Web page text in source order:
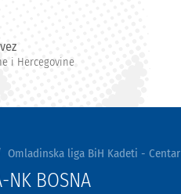
i Hercegovine
Omladinska liga BiH Kadeti -
NK BOSNA